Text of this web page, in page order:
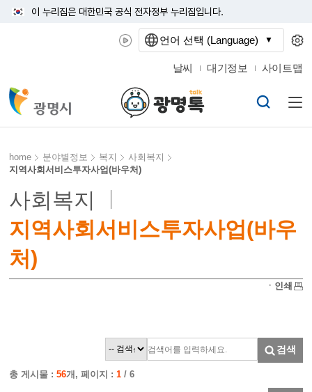
이 누리집은 대한민국 공식 전자정부 누리집입니다.
날씨 대기정보 사이트맵
home 분야별정보 복지
사회복지
지역사회서비스투자사업(바우처)
사회복지
지역사회서비스투자사업(바우
처)
ㆍ인쇄
검색
총 게시물 :56개, 페이지 :1 / 6
언어 선택 (Language)